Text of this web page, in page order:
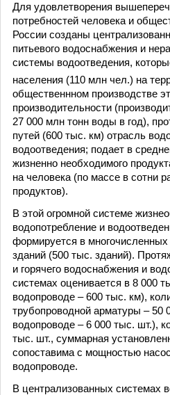
Для удовлетворения
потребностей человека и
России созданы
питьевого водоснабжения и
системы водоотведения,
населения (110 млн чел.) на
общественнном производстве
производительности
27 000 млн тонн воды в год),
путей (600 тыс. км) отрасль
водоотведения; подает в
жизненно необходимого
на человека (по массе в сотни
продуктов).
В этой огромной системе
водопотребление и
формируется в
зданий (500 тыс. зданий).
и горячего водоснабжения и
системах оценивается в 8 000
водопроводе – 600 тыс. км),
трубопроводной арматуры – 50
водопроводе – 6 000 тыс. шт.),
тыс. шт., суммарная
сопоставима с мощностью
водопроводе.
В централизованных системах